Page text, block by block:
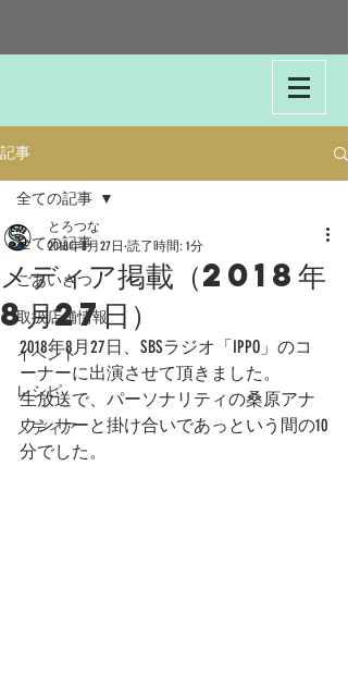
記事
全ての記事
ごあいさつ
取扱店舗情報
イベント
レシピ
メディア
全ての記事
メディア掲載（2018年
8月27日）
とろつな
2018年8月27日 読了時間: 1分
2018年8月27日、SBSラジオ「IPPO」のコ
ーナーに出演させて頂きました。
生放送で、パーソナリティの桑原アナ
ウンサーと掛け合いであっという間の10
分でした。